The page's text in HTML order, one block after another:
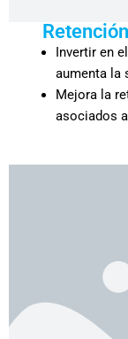
Invertir en
aumenta la
Mejora la
asociados